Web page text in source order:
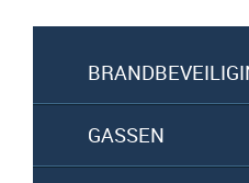
GASSEN